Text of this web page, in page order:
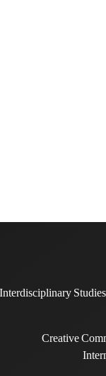
Interdisciplinary
Creative